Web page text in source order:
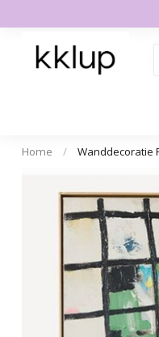
Home / Wanddecoratie